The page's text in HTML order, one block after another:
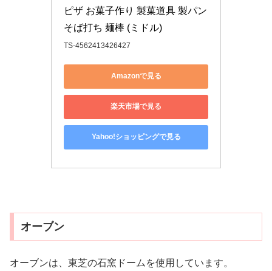
ピザ お菓子作り 製菓道具 製パン
そば打ち 麺棒 (ミドル)
TS-4562413426427
Amazonで見る
楽天市場で見る
Yahoo!ショッピングで見る
オーブン
オーブンは、東芝の石窯ドームを使用しています。